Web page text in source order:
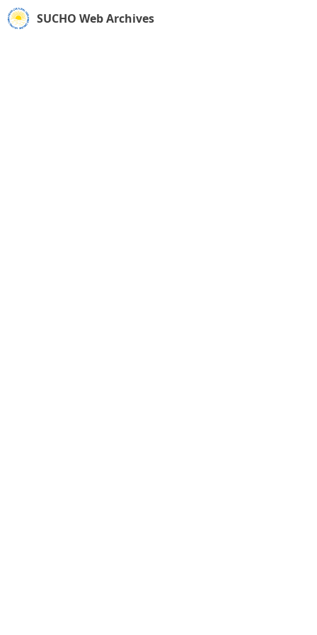
SUCHO Web Archives